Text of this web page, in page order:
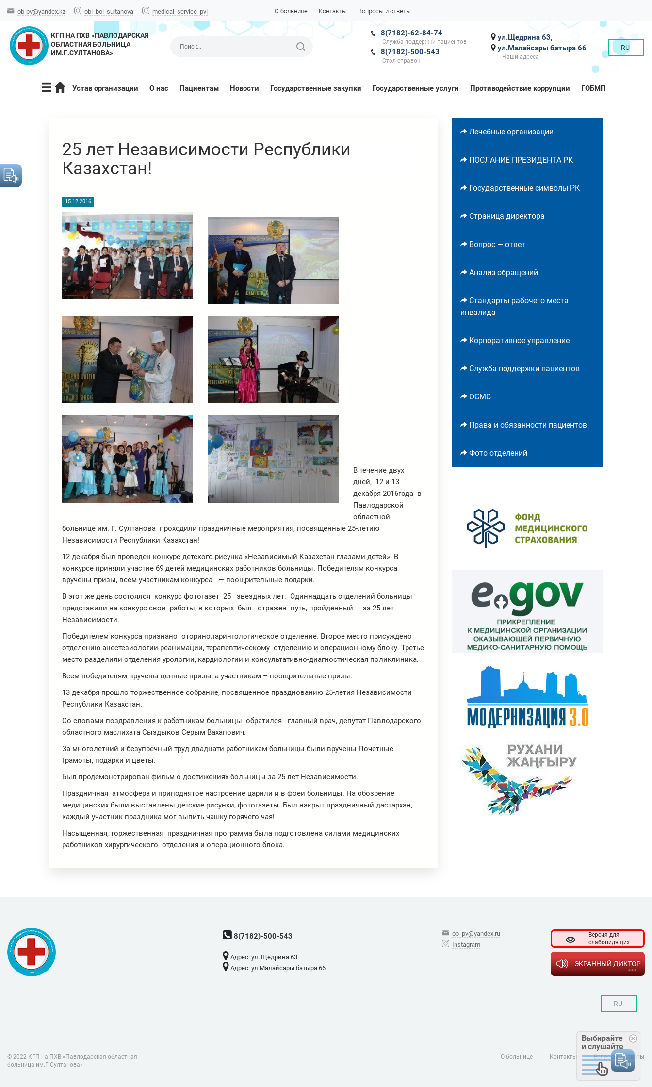
ob-pv@yandex.kz obl_bol_sultanova medical_service_pvl О больнице Контакты Вопросы и ответы
КГП НА ПХВ «ПАВЛОДАРСКАЯ
ОБЛАСТНАЯ БОЛЬНИЦА
ИМ.Г.СУЛТАНОВА»
RU
ул.Щедрина 63,
ул.Малайсары батыра 66
Наши адреса
8(7182)-62-84-74
Служба поддержки пациентов
8(7182)-500-543
Стол справок
Устав организации О нас Пациентам Новости Государственные закупки Государственные услуги Противодействие коррупции ГОБМП
25 лет Независимости Республики
Казахстан!
15.12.2016
В течение двух
дней, 12 и 13
декабря 2016года в
Павлодарской
областной
больнице им. Г. Султанова проходили праздничные мероприятия, посвященные 25-летию
Независимости Республики Казахстан!
12 декабря был проведен конкурс детского рисунка «Независимый Казахстан глазами детей». В
конкурсе приняли участие 69 детей медицинских работников больницы. Победителям конкурса
вручены призы, всем участникам конкурса — поощрительные подарки.
В этот же день состоялся конкурс фотогазет 25 звездных лет. Одиннадцать отделений больницы
представили на конкурс свои работы, в которых был отражен путь, пройденный за 25 лет
Независимости.
Победителем конкурса признано оториноларингологическое отделение. Второе место присуждено
отделению анестезиологии-реанимации, терапевтическому отделению и операционному блоку. Третье
место разделили отделения урологии, кардиологии и консультативно-диагностическая поликлиника.
Всем победителям вручены ценные призы, а участникам – поощрительные призы.
13 декабря прошло торжественное собрание, посвященное празднованию 25-летия Независимости
Республики Казахстан.
Со словами поздравления к работникам больницы обратился главный врач, депутат Павлодарского
областного маслихата Сыздыков Серым Вахапович.
За многолетний и безупречный труд двадцати работникам больницы были вручены Почетные
Грамоты, подарки и цветы.
Был продемонстрирован фильм о достижениях больницы за 25 лет Независимости.
Праздничная атмосфера и приподнятое настроение царили и в фоей больницы. На обозрение
медицинских были выставлены детские рисунки, фотогазеты. Был накрыт праздничный дастархан,
каждый участник праздника мог выпить чашку горячего чая!
Насыщенная, торжественная праздничная программа была подготовлена силами медицинских
работников хирургического отделения и операционного блока.
Лечебные организации
ПОСЛАНИЕ ПРЕЗИДЕНТА РК
Государственные символы РК
Страница директора
Вопрос — ответ
Анализ обращений
Стандарты рабочего места
инвалида
Корпоративное управление
Служба поддержки пациентов
ОСМС
Права и обязанности пациентов
Фото отделений
8(7182)-500-543
Адрес: ​ул. Щедрина 63.
Адрес: ​ул.Малайсары батыра 66
ob_pv@yandex.ru
Instagram
Версия для
слабовидящих
ЭКРАННЫЙ ДИКТОР
RU
© 2022 КГП на ПХВ «Павлодарская областная
больница им.Г.Султанова»
О больнице Контакты Вопросы и ответы
Выбирайте
и слушайте